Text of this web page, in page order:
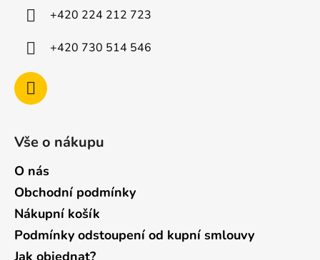
+420 224 212 723
+420 730 514 546
Vše o nákupu
O nás
Obchodní podmínky
Nákupní košík
Podmínky odstoupení od kupní smlouvy